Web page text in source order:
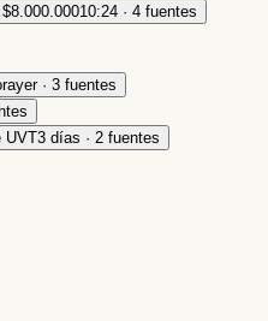
10:24 · 4 fuentes
ayer · 3 fuentes
UVT3 días · 2 fuentes